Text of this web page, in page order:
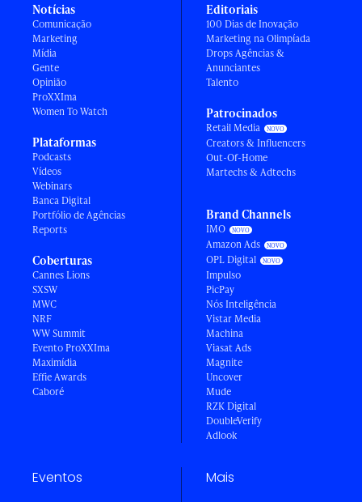
Notícias
Comunicação
Marketing
Mídia
Gente
Opinião
ProXXIma
Women To Watch
Plataformas
Podcasts
Vídeos
Webinars
Banca Digital
Portfólio de Agências
Reports
Coberturas
Cannes Lions
SXSW
MWC
NRF
WW Summit
Evento ProXXIma
Maximídia
Effie Awards
Caboré
Editoriais
100 Dias de Inovação
Marketing na Olimpíada
Drops Agências &
Anunciantes
Talento
Patrocinados
Retail Media
Creators & Influencers
Out-Of-Home
Martechs & Adtechs
Brand Channels
IMO
Amazon Ads
OPL Digital
Impulso
PicPay
Nós Inteligência
Vistar Media
Machina
Viasat Ads
Magnite
Uncover
Mude
RZK Digital
DoubleVerify
Adlook
Eventos Mais